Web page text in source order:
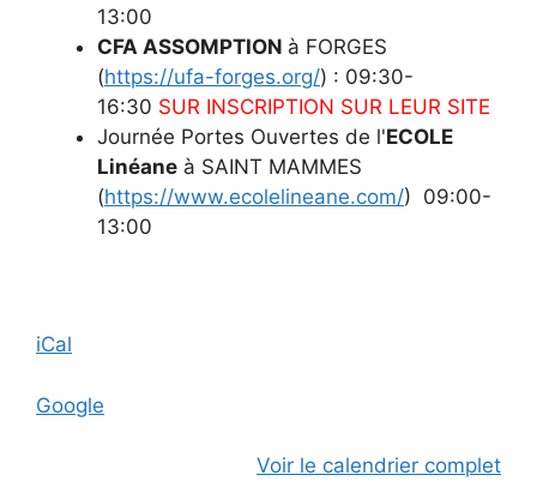
13:00
CFA ASSOMPTION à FORGES
(https://ufa-forges.org/) : 09:30-
16:30 SUR INSCRIPTION SUR LEUR SITE
Journée Portes Ouvertes de l'ECOLE
Linéane à SAINT MAMMES
(https://www.ecolelineane.com/) 09:00-
13:00
iCal
Google
Voir le calendrier complet